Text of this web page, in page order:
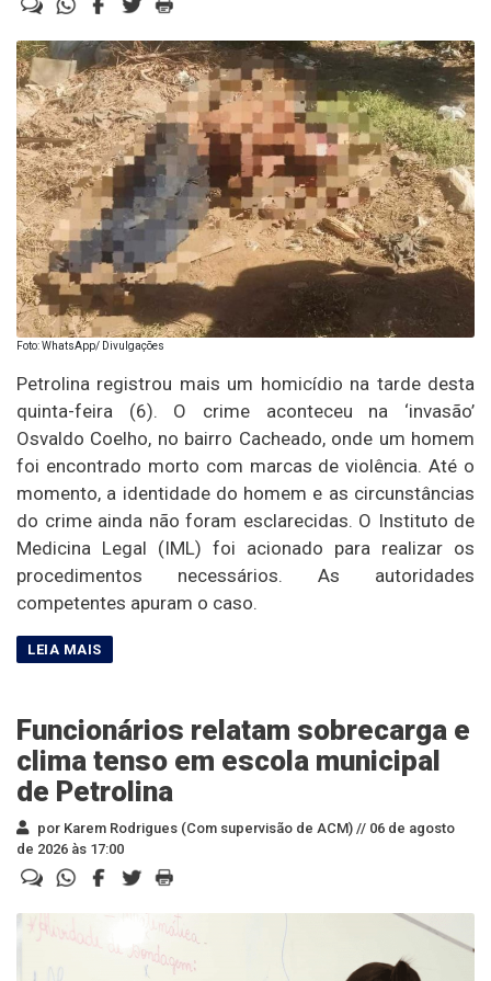
Foto: WhatsApp/ Divulgações
Petrolina registrou mais um homicídio na tarde desta
quinta-feira (6). O crime aconteceu na ‘invasão’
Osvaldo Coelho, no bairro Cacheado, onde um homem
foi encontrado morto com marcas de violência. Até o
momento, a identidade do homem e as circunstâncias
do crime ainda não foram esclarecidas. O Instituto de
Medicina Legal (IML) foi acionado para realizar os
procedimentos necessários. As autoridades
competentes apuram o caso.
Funcionários relatam sobrecarga e
clima tenso em escola municipal
de Petrolina
por Karem Rodrigues (Com supervisão de ACM) // 06 de agosto
de 2026 às 17:00